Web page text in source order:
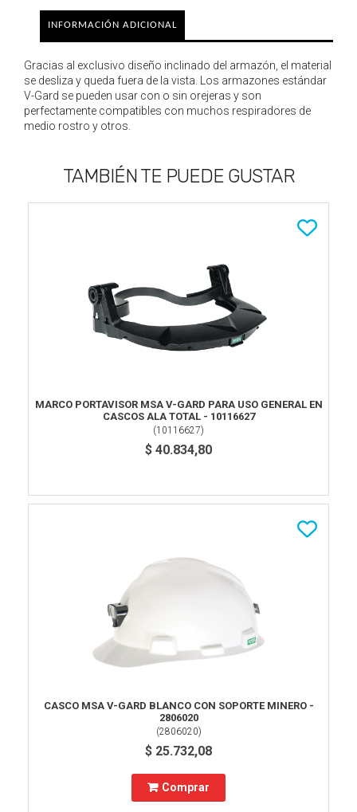
INFORMACIÓN ADICIONAL
Gracias al exclusivo diseño inclinado del armazón, el material
se desliza y queda fuera de la vista. Los armazones estándar
V-Gard se pueden usar con o sin orejeras y son
perfectamente compatibles con muchos respiradores de
medio rostro y otros.
TAMBIÉN TE PUEDE GUSTAR
MARCO PORTAVISOR MSA V-GARD PARA USO GENERAL EN
CASCOS ALA TOTAL - 10116627
(10116627)
$ 40.834,80
CASCO MSA V-GARD BLANCO CON SOPORTE MINERO -
2806020
(2806020)
$ 25.732,08
Comprar